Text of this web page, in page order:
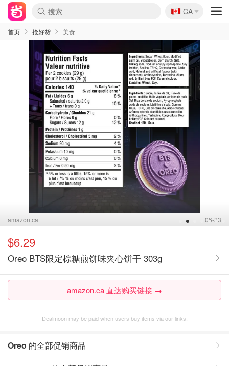
🇨🇦
CA
首页 抢好货 美食
1 2 3 4 5 6 7
amazon.ca 06-23
$6.29
Oreo BTS限定棕糖煎饼味夹心饼干 303g
amazon.ca 直达购买链接 →
Dealmoon may be paid when users buy items via our links.
Oreo 的全部促销商品